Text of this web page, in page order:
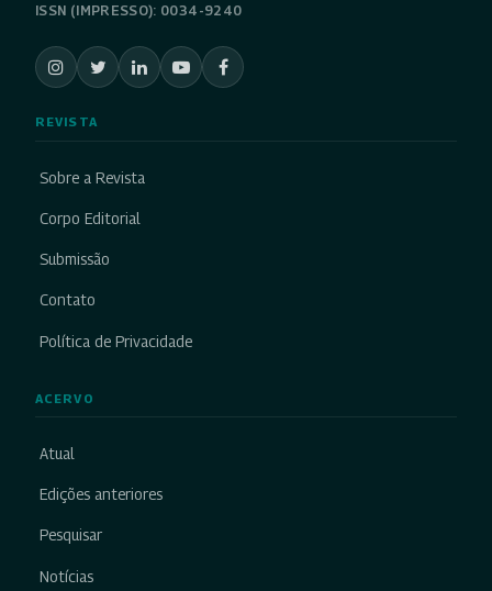
ISSN (IMPRESSO): 0034-9240
REVISTA
Sobre a Revista
Corpo Editorial
Submissão
Contato
Política de Privacidade
ACERVO
Atual
Edições anteriores
Pesquisar
Notícias